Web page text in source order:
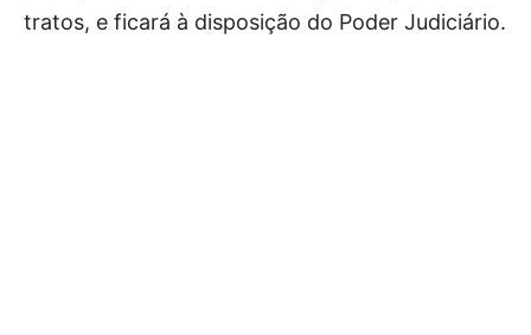
tratos, e ficará à disposição do Poder Judiciário.